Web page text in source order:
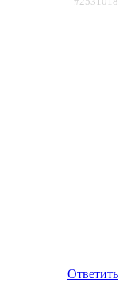
Ответить